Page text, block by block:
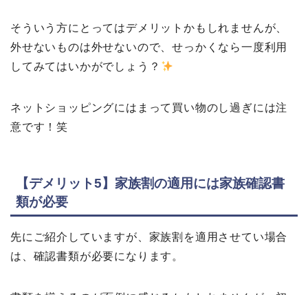
そういう方にとってはデメリットかもしれませんが、
外せないものは外せないので、せっかくなら一度利用
してみてはいかがでしょう？
ネットショッピングにはまって買い物のし過ぎには注
意です！笑
【デメリット5】家族割の適用には家族確認書
類が必要
先にご紹介していますが、家族割を適用させてい場合
は、確認書類が必要になります。